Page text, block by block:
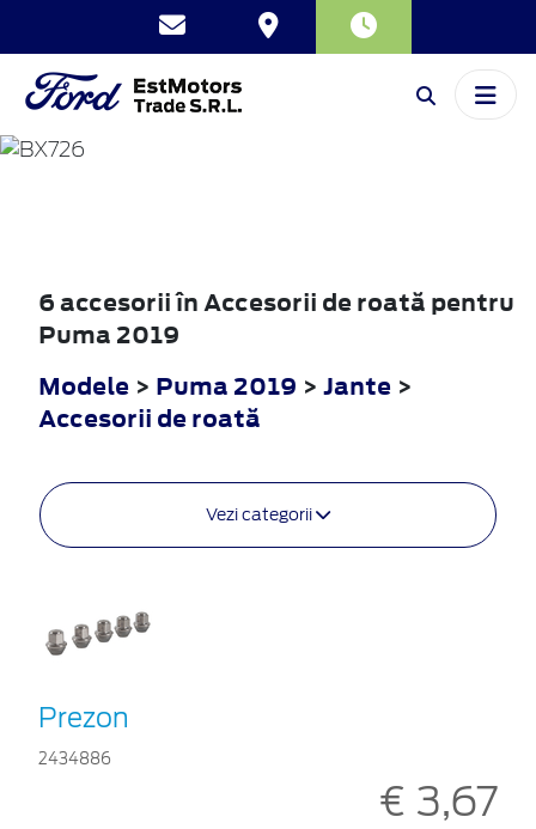
PUMA
6 accesorii în Accesorii de roată pentru
Puma 2019
Modele > Puma 2019 > Jante >
Accesorii de roată
Vezi categorii
Prezon
2434886
€ 3,67